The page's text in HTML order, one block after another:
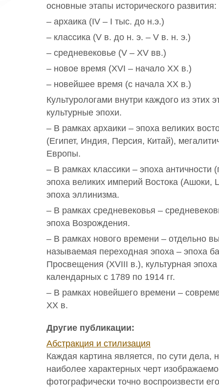
основные этапы исторического развития:
– архаика (IV – I тыс. до н.э.)
– классика (V в. до н. э. – V в. н. э.)
– средневековье (V – XV вв.)
– новое время (XVI – начало XX в.)
– новейшее время (с начала XX в.)
Культурологами внутри каждого из
культурные эпохи.
– В рамках архаики – эпоха великих
(Египет, Индия, Персия, Китай),
Европы.
– В рамках классики – эпоха античности
эпоха великих империй Востока (Ашоки,
эпоха эллинизма.
– В рамках средневековья –
эпоха Возрождения.
– В рамках нового времени – отдельно
называемая переходная эпоха – эпоха
Просвещения (XVIII в.), культурная
календарных с 1789 по 1914 гг.
– В рамках новейшего времени –
ХХ в.
Другие публикации:
Абстракция и стилизация
Каждая картина является, по сути дела,
наиболее характерных черт
фотографически точно воспроизвести